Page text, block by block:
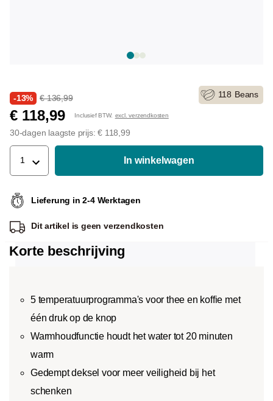
-13% € 136,99
€ 118,99 Inclusief BTW. excl. verzendkosten
30-dagen laagste prijs: € 118,99
118 Beans
1 In winkelwagen
Lieferung in 2-4 Werktagen
Dit artikel isgeen verzendkosten
Korte beschrijving
5 temperatuurprogramma's voor thee en koffie met
één druk op de knop
Warmhoudfunctie houdt het water tot 20 minuten
warm
Gedempt deksel voor meer veiligheid bij het
schenken